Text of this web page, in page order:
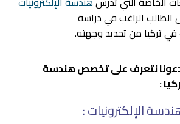
الطالب الراغب في دراسة
في تركيا من تحديد وجهته.
دعونا نتعرف على تخصص هندسة
:
الإلكترونيات :